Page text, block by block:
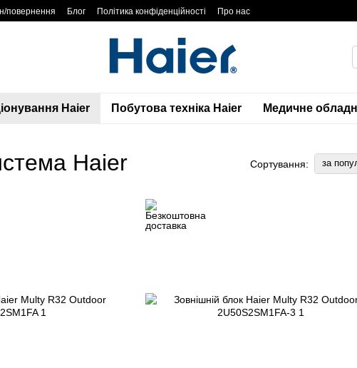
повернення Блог Політика конфіденційності Про нас
Haier Побутова техніка Haier Медичне
Haier Сортування: за